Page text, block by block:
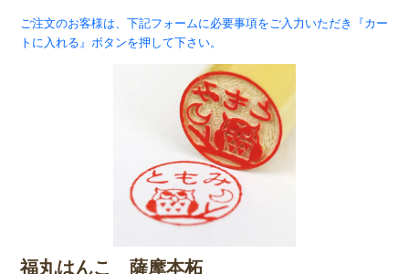
ご注文のお客様は、下記フォームに必要事項をご入力いただき『カー
トに入れる』ボタンを押して下さい。
福丸はんこ 薩摩本柘